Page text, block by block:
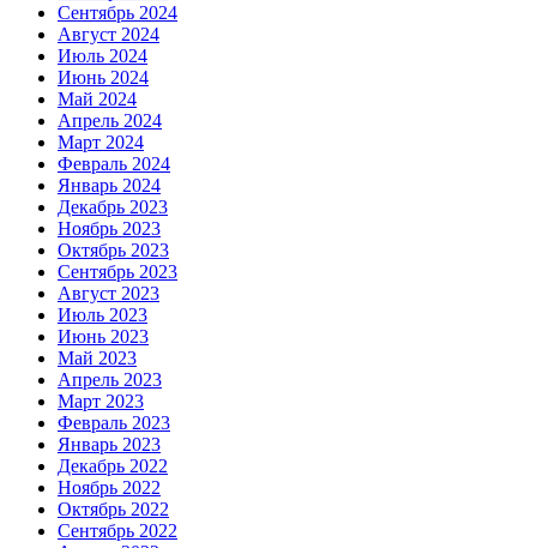
Сентябрь 2024
Август 2024
Июль 2024
Июнь 2024
Май 2024
Апрель 2024
Март 2024
Февраль 2024
Январь 2024
Декабрь 2023
Ноябрь 2023
Октябрь 2023
Сентябрь 2023
Август 2023
Июль 2023
Июнь 2023
Май 2023
Апрель 2023
Март 2023
Февраль 2023
Январь 2023
Декабрь 2022
Ноябрь 2022
Октябрь 2022
Сентябрь 2022